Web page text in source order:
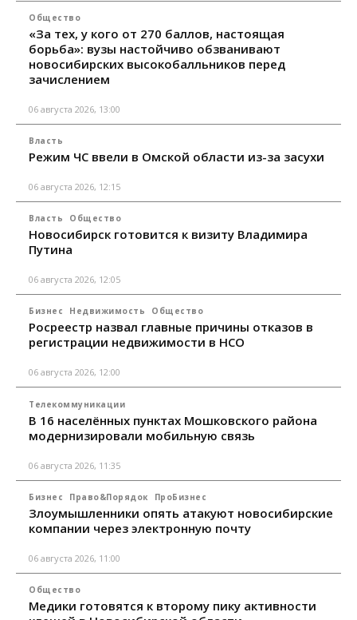
Общество
«За тех, у кого от 270 баллов, настоящая
борьба»: вузы настойчиво обзванивают
новосибирских высокобалльников перед
зачислением
06 августа 2026, 13:00
Власть
Режим ЧС ввели в Омской области из-за засухи
06 августа 2026, 12:15
Власть Общество
Новосибирск готовится к визиту Владимира
Путина
06 августа 2026, 12:05
Бизнес Недвижимость Общество
Росреестр назвал главные причины отказов в
регистрации недвижимости в НСО
06 августа 2026, 12:00
Телекоммуникации
В 16 населённых пунктах Мошковского района
модернизировали мобильную связь
06 августа 2026, 11:35
Бизнес Право&Порядок ПроБизнес
Злоумышленники опять атакуют новосибирские
компании через электронную почту
06 августа 2026, 11:00
Общество
Медики готовятся к второму пику активности